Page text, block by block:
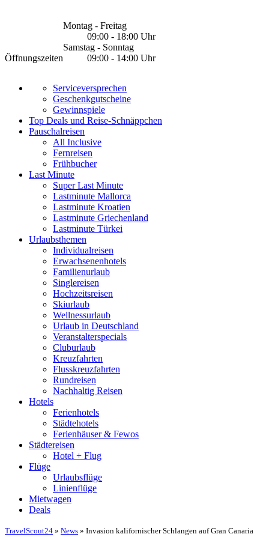
Öffnungszeiten
Montag - Freitag
09:00 - 18:00 Uhr
Samstag - Sonntag
09:00 - 14:00 Uhr
Serviceversprechen
Geschenkgutscheine
Gewinnspiele
Top Deals und Reise-Schnäppchen
Pauschalreisen
All Inclusive
Fernreisen
Frühbucher
Last Minute
Super Last Minute
Lastminute Mallorca
Lastminute Kroatien
Lastminute Griechenland
Lastminute Türkei
Urlaubsthemen
Individualreisen
Erwachsenenhotels
Familienurlaub
Singlereisen
Hochzeitsreisen
Skiurlaub
Wellnessurlaub
Urlaub in Deutschland
Veranstalterspecials
Cluburlaub
Kreuzfahrten
Flusskreuzfahrten
Rundreisen
Nachhaltig Reisen
Hotels
Ferienhotels
Städtehotels
Ferienhäuser & Fewos
Städtereisen
Hotel + Flug
Flüge
Urlaubsflüge
Linienflüge
Mietwagen
Deals
TravelScout24 » News » Invasion kalifornischer Schlangen auf Gran Canaria